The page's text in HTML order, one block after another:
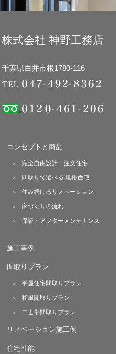
株式会社 神野工務店
千葉県白井市根1780-116
コンセプトと商品
完全自由設計 注文住宅
間取りで選べる 規格住宅
住み続けるリノベーション
家づくりの流れ
保証・アフターメンテナンス
施工事例
間取りプラン
平屋住宅間取りプラン
和風間取りプラン
二世帯間取りプラン
リノベーション施工例
住宅性能